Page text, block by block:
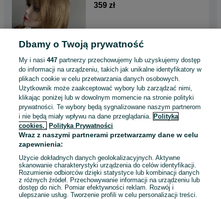
359 zł
04 sierpnia 2026
Peruka wlosy naturalne
brazowa mikroskora lacefront
619 zł
Gdańsk, Wrzeszcz
04 sierpnia 2026
kasztan z grzywka 100%
wlosy naturalne
539 zł
561,37 zł z Pakietem
Ochronnym
Dbamy o Twoją prywatność
My i nasi447 partnerzy przechowujemy lub uzyskujemy dostęp
do informacji na urządzeniu, takich jak unikalne identyfikatory w
plikach cookie w celu przetwarzania danych osobowych.
Użytkownik może zaakceptować wybory lub zarządzać nimi,
klikając poniżej lub w dowolnym momencie na stronie polityki
prywatności. Te wybory będą sygnalizowane naszym partnerom
i nie będą miały wpływu na dane przeglądania. Polityka
cookies,
Polityka Prywatności
Wraz z naszymi partnerami przetwarzamy dane w celu
zapewnienia:
Użycie dokładnych danych geolokalizacyjnych. Aktywne
skanowanie charakterystyki urządzenia do celów identyfikacji.
Rozumienie odbiorców dzięki statystyce lub kombinacji danych
z różnych źródeł. Przechowywanie informacji na urządzeniu lub
dostęp do nich. Pomiar efektywności reklam. Rozwój i
ulepszanie usług. Tworzenie profili w celu personalizacji treści.